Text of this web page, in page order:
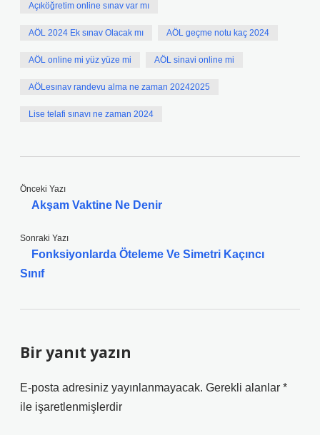
Açıköğretim online sınav var mı
AÖL 2024 Ek sınav Olacak mı AÖL geçme notu kaç 2024
AÖL online mi yüz yüze mi AÖL sinavi online mi
AÖLesınav randevu alma ne zaman 20242025
Lise telafi sınavı ne zaman 2024
Önceki Yazı
Akşam Vaktine Ne Denir
Sonraki Yazı
Fonksiyonlarda Öteleme Ve Simetri Kaçıncı
Sınıf
Bir yanıt yazın
E-posta adresiniz yayınlanmayacak. Gerekli alanlar *
ile işaretlenmişlerdir